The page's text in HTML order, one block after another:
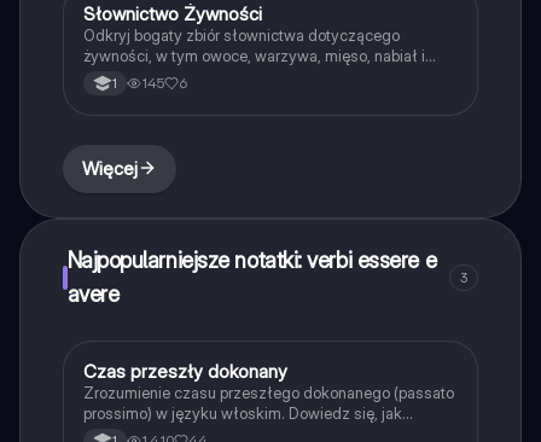
Język włoski
Słownictwo Żywności
Odkryj bogaty zbiór słownictwa dotyczącego
żywności, w tym owoce, warzywa, mięso, nabiał i
zdrowe nawyki żywieniowe. Idealne dla uczniów
uczących się języka polskiego i chcących poszerzyć
1 145 6
Więcej
Najpopularniejsze notatki: verbi essere e
avere
3
Język włoski
Czas przeszły dokonany
Zrozumienie czasu przeszłego dokonanego (passato
prossimo) w języku włoskim. Dowiedz się, jak
używać czasowników 'essere' i 'avere', oraz poznaj